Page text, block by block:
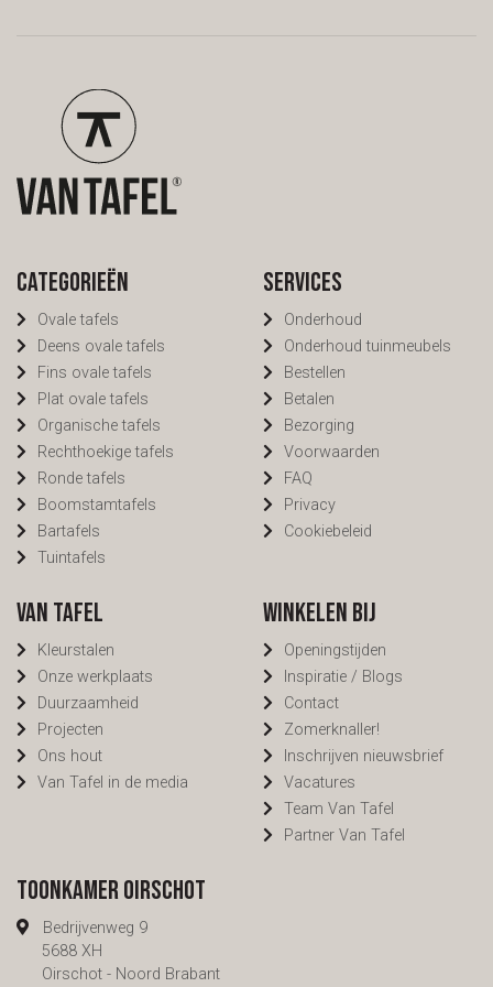
Categorieën
Ovale tafels
Deens ovale tafels
Fins ovale tafels
Plat ovale tafels
Organische tafels
Rechthoekige tafels
Ronde tafels
Boomstamtafels
Bartafels
Tuintafels
Services
Onderhoud
Onderhoud tuinmeubels
Bestellen
Betalen
Bezorging
Voorwaarden
FAQ
Privacy
Cookiebeleid
Van Tafel
Kleurstalen
Onze werkplaats
Duurzaamheid
Projecten
Ons hout
Van Tafel in de media
Winkelen bij
Openingstijden
Inspiratie / Blogs
Contact
Zomerknaller!
Inschrijven nieuwsbrief
Vacatures
Team Van Tafel
Partner Van Tafel
Toonkamer Oirschot
Bedrijvenweg 9
5688 XH
Oirschot - Noord Brabant